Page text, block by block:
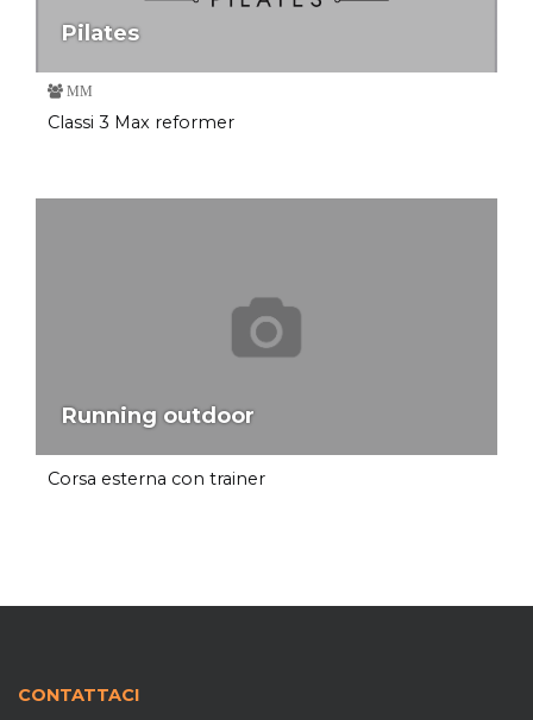
Pilates
MM
Classi 3 Max reformer
Running outdoor
Corsa esterna con trainer
CONTATTACI